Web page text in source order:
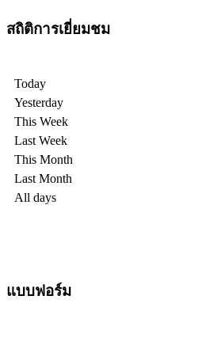
สถิติการเยี่ยมชม
Today
Yesterday
This Week
Last Week
This Month
Last Month
All days
แบบฟอร์ม